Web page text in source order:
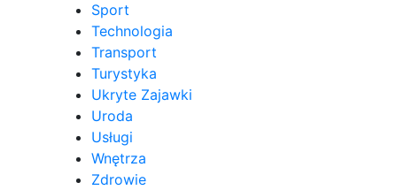
Sport
Technologia
Transport
Turystyka
Ukryte Zajawki
Uroda
Usługi
Wnętrza
Zdrowie